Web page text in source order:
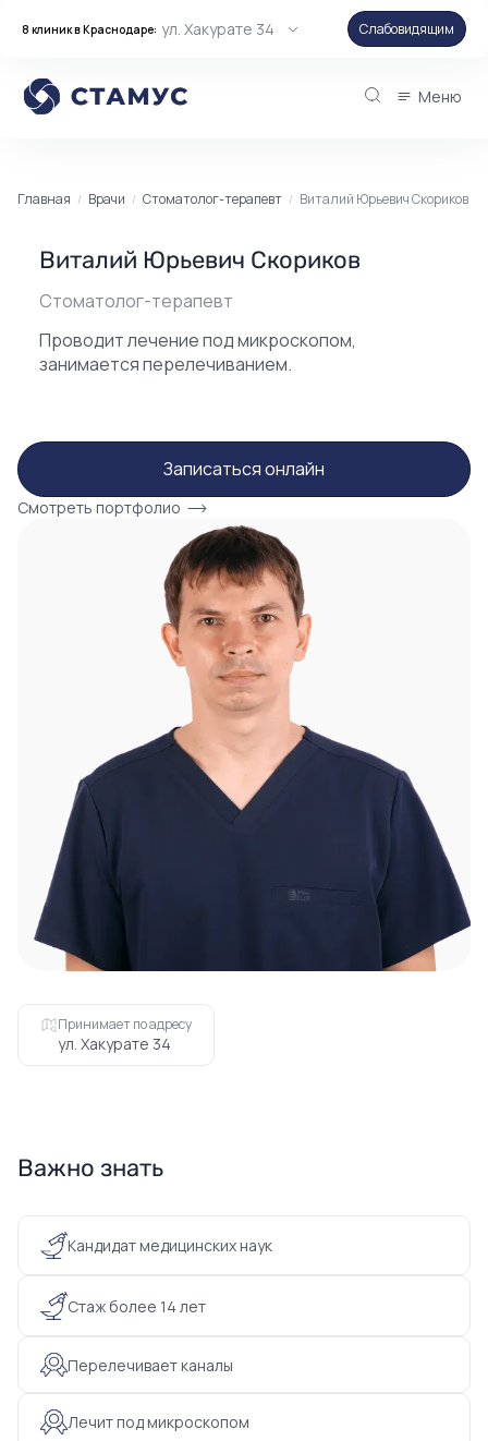
8 клиник в Краснодаре: ул. Хакурате 34 Слабовидящим
Меню
Главная Врачи Стоматолог-терапевт Виталий Юрьевич Скориков
Виталий Юрьевич Скориков
Стоматолог-терапевт
Проводит лечение под микроскопом,
занимается перелечиванием.
Записаться онлайн
Смотреть портфолио
Принимает по адресу
ул. Хакурате 34
Важно знать
Кандидат медицинских наук
Стаж более 14 лет
Перелечивает каналы
Лечит под микроскопом